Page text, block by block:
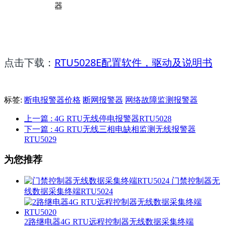
器
点击下载 ： RTU5028E配置软件，驱动及说明书
标签: 断电报警器价格 断网报警器 网络故障监测报警器
上一篇 : 4G RTU无线停电报警器RTU5028
下一篇 : 4G RTU无线三相电缺相监测无线报警器
RTU5029
为您推荐
门禁控制器无
线数据采集终端RTU5024
2路继电器4G RTU远程控制器无线数据采集终端